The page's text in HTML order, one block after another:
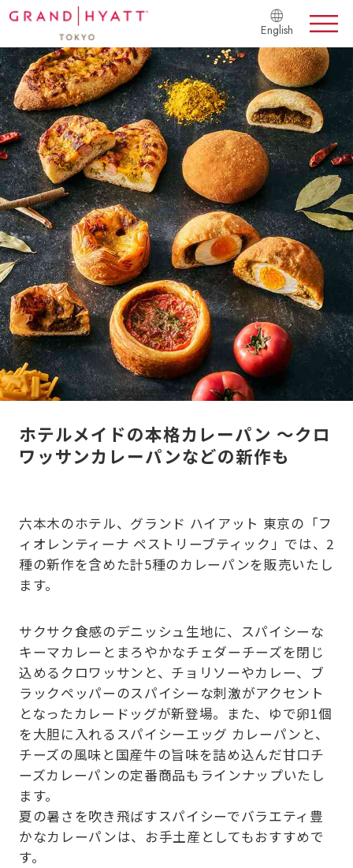
English
ホテルメイドの本格カレーパン ～クロ
ワッサンカレーパンなどの新作も
六本木のホテル、グランド ハイアット 東京の「フ
ィオレンティーナ ペストリーブティック」では、2
種の新作を含めた計5種のカレーパンを販売いたし
ます。
サクサク食感のデニッシュ生地に、スパイシーな
キーマカレーとまろやかなチェダーチーズを閉じ
込めるクロワッサンと、チョリソーやカレー、ブ
ラックペッパーのスパイシーな刺激がアクセント
となったカレードッグが新登場。また、ゆで卵1個
を大胆に入れるスパイシーエッグ カレーパンと、
チーズの風味と国産牛の旨味を詰め込んだ甘口チ
ーズカレーパンの定番商品もラインナップいたし
ます。
夏の暑さを吹き飛ばすスパイシーでバラエティ豊
かなカレーパンは、お手土産としてもおすすめで
す。